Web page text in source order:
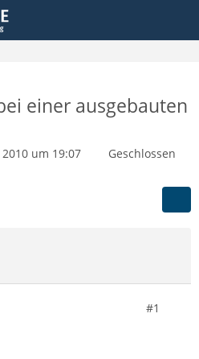
einer ausgebauten
um 19:07
Geschlossen
#1